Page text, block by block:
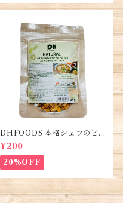
DHFOODS 本格シェフのビー
フフォーのセット・Gia Vị Ph
ở Bò Hà Nội
¥200
20%OFF